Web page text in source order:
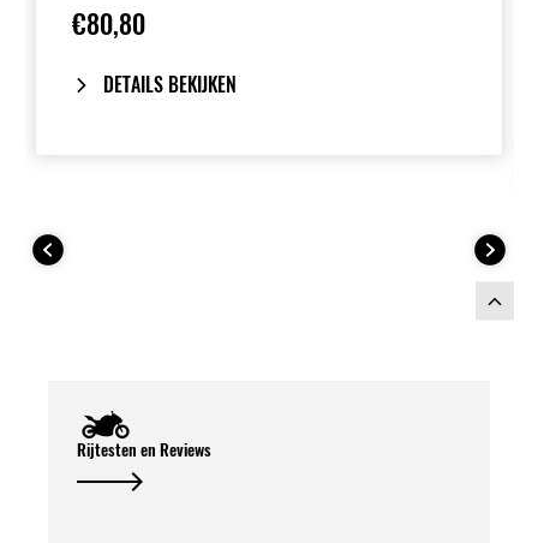
€80,80
DETAILS BEKIJKEN
Rijtesten en Reviews